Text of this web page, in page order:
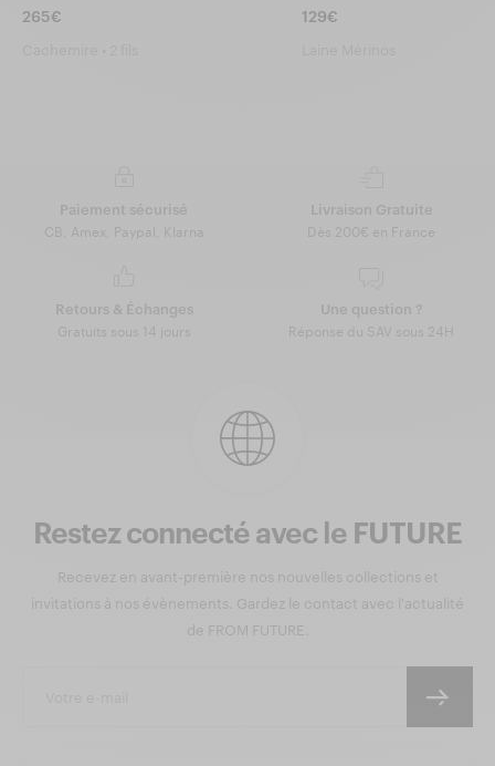
265€
129€
Paiement sécurisé
CB, Amex, Paypal, Klarna
Livraison Gratuite
Dès 200€ en France
Retours & Échanges
Gratuits sous 14 jours
Une question ?
Réponse du SAV sous 24H
Restez connecté avec le FUTURE
Recevez en avant-première nos nouvelles collections et
invitations à nos évènements. Gardez le contact avec l'actualité
de FROM FUTURE.